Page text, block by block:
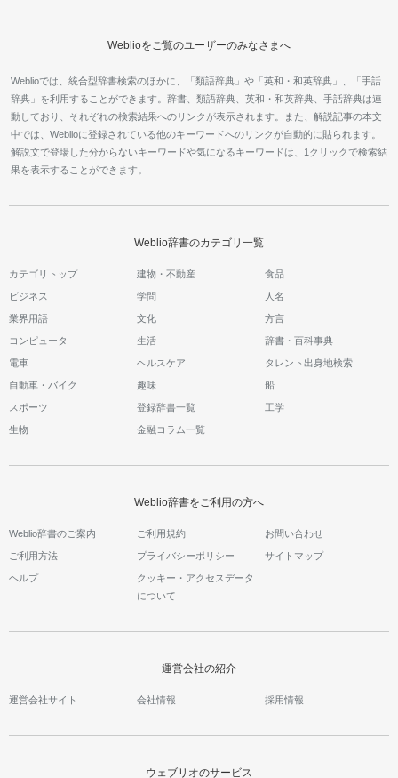
Weblioをご覧のユーザーのみなさまへ
Weblioでは、統合型辞書検索のほかに、「類語辞典」や「英和・和英辞典」、「手話
辞典」を利用することができます。辞書、類語辞典、英和・和英辞典、手話辞典は連
動しており、それぞれの検索結果へのリンクが表示されます。また、解説記事の本文
中では、Weblioに登録されている他のキーワードへのリンクが自動的に貼られます。
解説文で登場した分からないキーワードや気になるキーワードは、1クリックで検索結
果を表示することができます。
Weblio辞書のカテゴリ一覧
カテゴリトップ 建物・不動産 食品
ビジネス 学問 人名
業界用語 文化 方言
コンピュータ 生活 辞書・百科事典
電車 ヘルスケア タレント出身地検索
自動車・バイク 趣味 船
スポーツ 登録辞書一覧 工学
生物 金融コラム一覧
Weblio辞書をご利用の方へ
Weblio辞書のご案内 ご利用規約 お問い合わせ
ご利用方法 プライバシーポリシー サイトマップ
ヘルプ
クッキー・アクセスデータ
について
運営会社の紹介
運営会社サイト 会社情報 採用情報
ウェブリオのサービス